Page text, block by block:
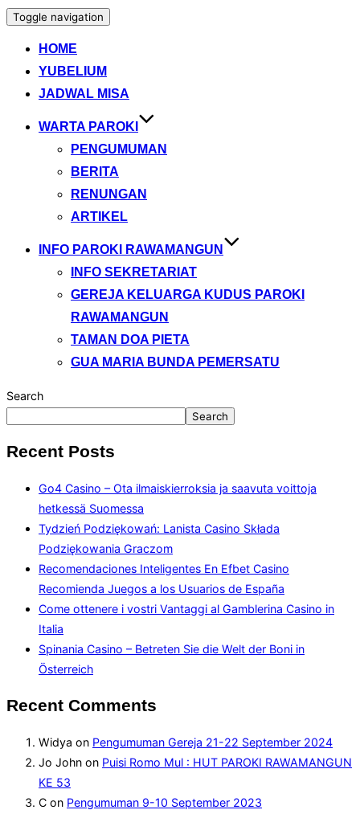
Toggle navigation
HOME
YUBELIUM
JADWAL MISA
WARTA PAROKI
PENGUMUMAN
BERITA
RENUNGAN
ARTIKEL
INFO PAROKI RAWAMANGUN
INFO SEKRETARIAT
GEREJA KELUARGA KUDUS PAROKI
RAWAMANGUN
TAMAN DOA PIETA
GUA MARIA BUNDA PEMERSATU
Search
Search
Recent Posts
Go4 Casino – Ota ilmaiskierroksia ja saavuta voittoja
hetkessä Suomessa
Tydzień Podziękowań: Lanista Casino Składa
Podziękowania Graczom
Recomendaciones Inteligentes En Efbet Casino
Recomienda Juegos a los Usuarios de España
Come ottenere i vostri Vantaggi al Gamblerina Casino in
Italia
Spinania Casino – Betreten Sie die Welt der Boni in
Österreich
Recent Comments
Widya on Pengumuman Gereja 21-22 September 2024
Jo John on Puisi Romo Mul : HUT PAROKI RAWAMANGUN
KE 53
C on Pengumuman 9-10 September 2023